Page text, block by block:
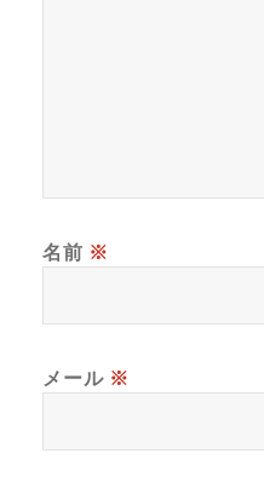
名前 ※
メール ※